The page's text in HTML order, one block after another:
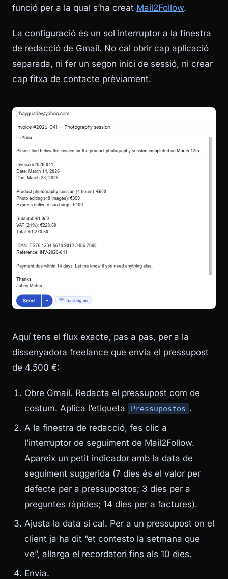
funció per a la qual s’ha creat Mail2Follow.
La configuració és un sol interruptor a la finestra
de redacció de Gmail. No cal obrir cap aplicació
separada, ni fer un segon inici de sessió, ni crear
cap fitxa de contacte prèviament.
Aquí tens el flux exacte, pas a pas, per a la
dissenyadora freelance que envia el pressupost
de 4.500 €:
Obre Gmail. Redacta el pressupost com de
costum. Aplica l’etiqueta
Pressupostos .
A la finestra de redacció, fes clic a
l’interruptor de seguiment de Mail2Follow.
Apareix un petit indicador amb la data de
seguiment suggerida (7 dies és el valor per
defecte per a pressupostos; 3 dies per a
preguntes ràpides; 14 dies per a factures).
Ajusta la data si cal. Per a un pressupost on el
client ja ha dit “et contesto la setmana que
ve”, allarga el recordatori fins als 10 dies.
Envia.